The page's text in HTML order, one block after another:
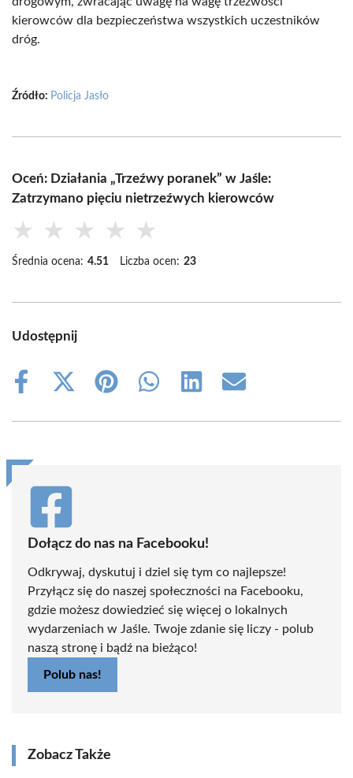
kierowców dla bezpieczeństwa wszystkich uczestników
dróg.
Źródło: Policja Jasło
Oceń: Działania „Trzeźwy poranek” w Jaśle:
Zatrzymano pięciu nietrzeźwych kierowców
★ ★ ★ ★ ★
Średnia ocena: 4.51 Liczba ocen: 23
Udostępnij
Share
Share
(Twitter)
Share
Share
Share
Share
Dołącz do nas na Facebooku!
Odkrywaj, dyskutuj i dziel się tym co najlepsze!
Przyłącz się do naszej społeczności na Facebooku,
gdzie możesz dowiedzieć się więcej o lokalnych
wydarzeniach w Jaśle. Twoje zdanie się liczy - polub
naszą stronę i bądź na bieżąco!
Polub nas!
Zobacz Także